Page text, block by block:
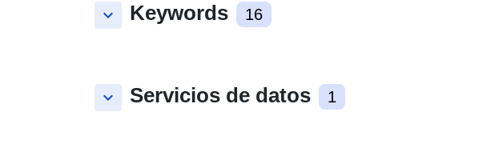
keyboard_arrow_down Keywords 16
keyboard_arrow_down Servicios de datos 1